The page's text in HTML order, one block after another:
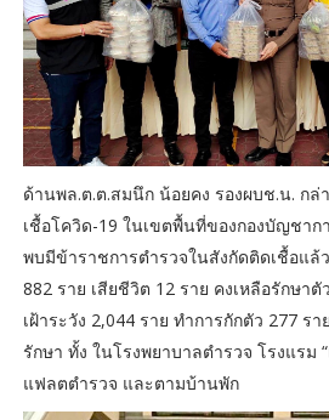
ด้านพล.ต.ต.สมนึก น้อยคง รองผบช.น. ก
เชื้อโควิด-19 ในเขตพื้นที่ของกองบัญชา
พบมีข้าราชการตำรวจในสังกัดติดเชื้อแล้
882 ราย เสียชีวิต 12 ราย คงเหลือรักษา
เฝ้าระวัง 2,044 ราย ทำการกักตัว 277 ร
รักษา ทั้ง ในโรงพยาบาลตำรวจ โรงแรม
แฟลตตำรวจ และตามบ้านพัก